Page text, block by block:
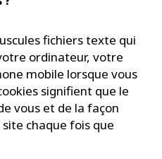
fichiers texte qui
ordinateur, votre
mobile lorsque vous
signifient que le
vous et de la façon
chaque fois que